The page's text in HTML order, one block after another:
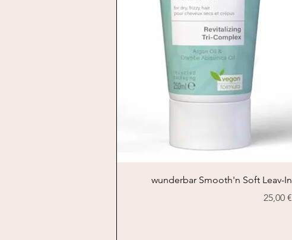
Schnellansicht
wunderbar Smooth'n Soft Leav-In
Preis
25,00 €